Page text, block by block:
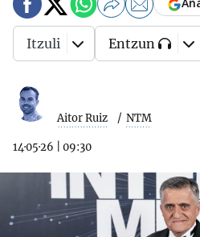
Aitor Ruiz NTM
14·05·26 09:30
Itzuli Entzun